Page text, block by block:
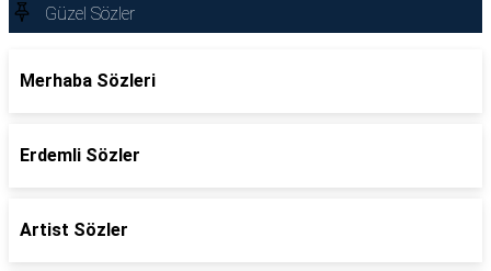
Güzel Sözler
Merhaba Sözleri
Erdemli Sözler
Artist Sözler